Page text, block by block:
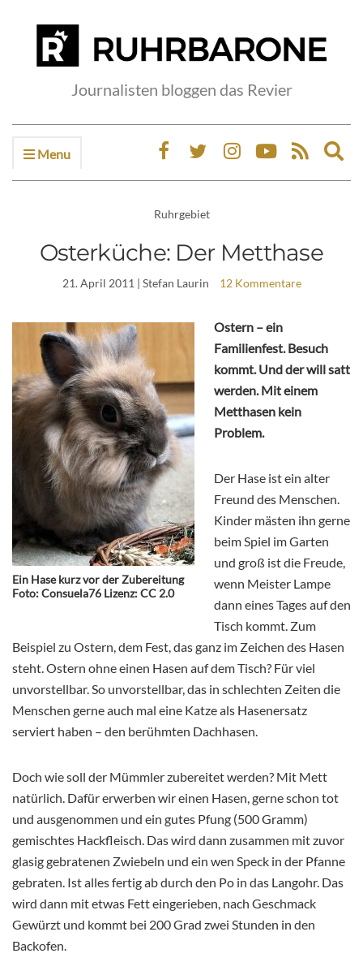
Journalisten bloggen das Revier
Menu
Ruhrgebiet
Osterküche: Der Metthase
21. April 2011 | Stefan Laurin 12 Kommentare
Ein Hase kurz vor der Zubereitung
Foto: Consuela76 Lizenz: CC 2.0
Ostern – ein
Familienfest. Besuch
kommt. Und der will satt
werden. Mit einem
Metthasen kein
Problem.
Der Hase ist ein alter
Freund des Menschen.
Kinder mästen ihn gerne
beim Spiel im Garten
und groß ist die Freude,
wenn Meister Lampe
dann eines Tages auf den
Tisch kommt. Zum
Beispiel zu Ostern, dem Fest, das ganz im Zeichen des Hasen
steht. Ostern ohne einen Hasen auf dem Tisch? Für viel
unvorstellbar. So unvorstellbar, das in schlechten Zeiten die
Menschen gerne auch mal eine Katze als Hasenersatz
serviert haben – den berühmten Dachhasen.
Doch wie soll der Mümmler zubereitet werden? Mit Mett
natürlich. Dafür erwerben wir einen Hasen, gerne schon tot
und ausgenommen und ein gutes Pfung (500 Gramm)
gemischtes Hackfleisch. Das wird dann zusammen mit zuvor
glasig gebratenen Zwiebeln und ein wen Speck in der Pfanne
gebraten. Ist alles fertig ab durch den Po in das Langohr. Das
wird dann mit etwas Fett eingerieben, nach Geschmack
Gewürzt und kommt bei 200 Grad zwei Stunden in den
Backofen.